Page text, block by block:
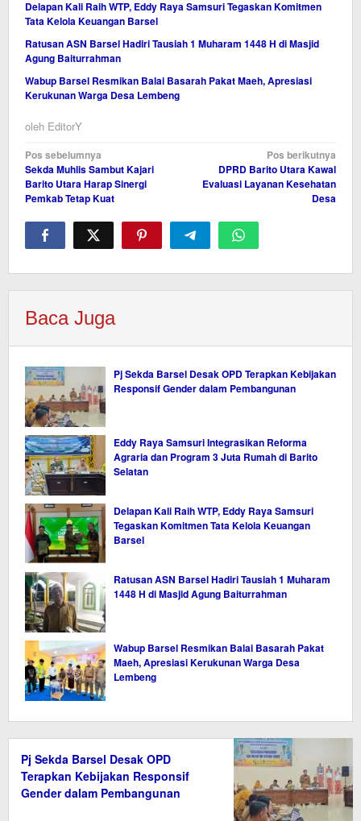
Delapan Kali Raih WTP, Eddy Raya Samsuri Tegaskan Komitmen
Tata Kelola Keuangan Barsel
Ratusan ASN Barsel Hadiri Tausiah 1 Muharam 1448 H di Masjid
Agung Baiturrahman
Wabup Barsel Resmikan Balai Basarah Pakat Maeh, Apresiasi
Kerukunan Warga Desa Lembeng
oleh EditorY
Navigasi
pos
Pos sebelumnya
Sekda Muhlis Sambut Kajari
Barito Utara Harap Sinergi
Pemkab Tetap Kuat
Pos berikutnya
DPRD Barito Utara Kawal
Evaluasi Layanan Kesehatan
Desa
Baca Juga
Pj Sekda Barsel Desak OPD Terapkan Kebijakan
Responsif Gender dalam Pembangunan
Eddy Raya Samsuri Integrasikan Reforma
Agraria dan Program 3 Juta Rumah di Barito
Selatan
Delapan Kali Raih WTP, Eddy Raya Samsuri
Tegaskan Komitmen Tata Kelola Keuangan
Barsel
Ratusan ASN Barsel Hadiri Tausiah 1 Muharam
1448 H di Masjid Agung Baiturrahman
Wabup Barsel Resmikan Balai Basarah Pakat
Maeh, Apresiasi Kerukunan Warga Desa
Lembeng
Pj Sekda Barsel Desak OPD
Terapkan Kebijakan Responsif
Gender dalam Pembangunan